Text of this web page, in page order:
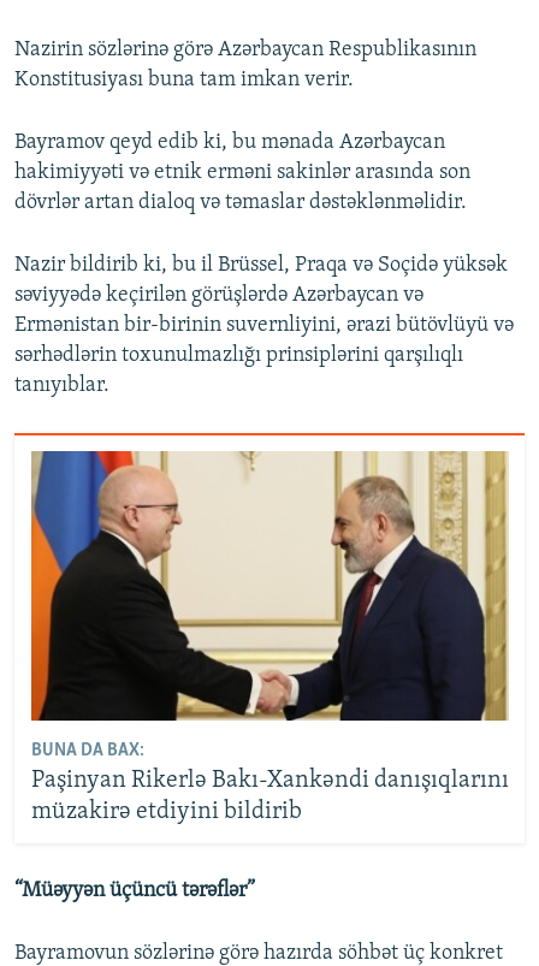
Nazirin sözlərinə görə Azərbaycan Respublikasının
Konstitusiyası buna tam imkan verir.
Bayramov qeyd edib ki, bu mənada Azərbaycan
hakimiyyəti və etnik erməni sakinlər arasında son
dövrlər artan dialoq və təmaslar dəstəklənməlidir.
Nazir bildirib ki, bu il Brüssel, Praqa və Soçidə yüksək
səviyyədə keçirilən görüşlərdə Azərbaycan və
Ermənistan bir-birinin suvernliyini, ərazi bütövlüyü və
sərhədlərin toxunulmazlığı prinsiplərini qarşılıqlı
tanıyıblar.
BUNA DA BAX:
Paşinyan Rikerlə Bakı-Xankəndi danışıqlarını
müzakirə etdiyini bildirib
“Müəyyən üçüncü tərəflər”
Bayramovun sözlərinə görə hazırda söhbət üç konkret